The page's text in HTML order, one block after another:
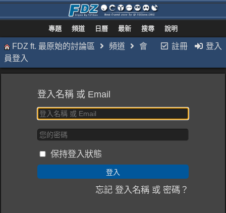
專題 頻道 日曆 最新 搜尋 說明
註冊 登入
FDZ ft. 最原始的討論區 頻道
會
員登入
登入名稱 或 Email
保持登入狀態
忘記 登入名稱 或 密碼？